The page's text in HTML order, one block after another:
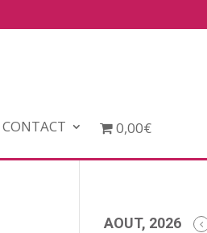
CONTACT 0,00€
AOUT, 2026